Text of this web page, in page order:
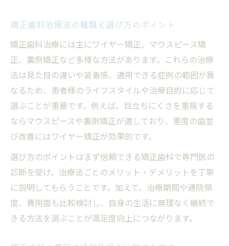
矯正歯科治療法の種類と選び方のポイント
矯正歯科治療には主にワイヤー矯正、マウスピース矯
正、裏側矯正など多様な方法があります。これらの治療
法は見た目の違いや装着感、適用できる症例の範囲が異
なるため、患者様のライフスタイルや治療目的に応じて
選ぶことが重要です。例えば、目立ちにくさを重視する
ならマウスピースや裏側矯正が適しており、重度の歯並
び改善にはワイヤー矯正が効果的です。
選び方のポイントはまず信頼できる矯正歯科で専門医の
診断を受け、治療法ごとのメリット・デメリットを丁寧
に説明してもらうことです。加えて、治療期間や通院頻
度、費用面も比較検討し、自身の生活に無理なく継続で
きる方法を選ぶことが満足度向上につながります。